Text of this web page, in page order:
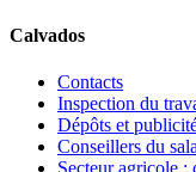
Calvados
Contacts
Inspection du
Dépôts et
Conseillers du